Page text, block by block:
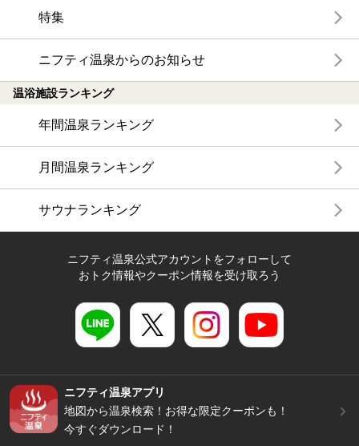
特集
ニフティ温泉からのお知らせ
温浴施設ランキング
年間温泉ランキング
月間温泉ランキング
サウナランキング
ニフティ温泉公式アカウントをフォローして
おトク情報やクーポン情報を受け取ろう
ニフティ温泉アプリ
地図から温泉検索！お得な限定クーポンも！
今すぐダウンロード！